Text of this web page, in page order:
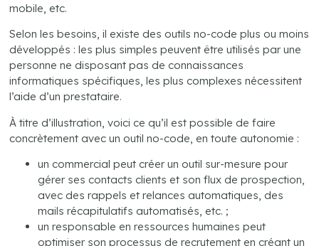
mobile, etc.
Selon les besoins, il existe des outils no-code plus ou moins
développés : les plus simples peuvent être utilisés par une
personne ne disposant pas de connaissances
informatiques spécifiques, les plus complexes nécessitent
l’aide d’un prestataire.
À titre d’illustration, voici ce qu’il est possible de faire
concrètement avec un outil no-code, en toute autonomie :
un commercial peut créer un outil sur-mesure pour
gérer ses contacts clients et son flux de prospection,
avec des rappels et relances automatiques, des
mails récapitulatifs automatisés, etc. ;
un responsable en ressources humaines peut
optimiser son processus de recrutement en créant un